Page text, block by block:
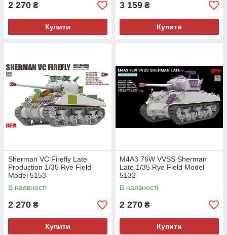
2 270 ₴
Купити
3 159 ₴
Купити
Sherman VC Firefly Late
Production 1/35 Rye Field
Model 5153
В наявності
2 270 ₴
Купити
M4A3 76W VVSS Sherman
Late 1/35 Rye Field Model
5132
В наявності
2 270 ₴
Купити